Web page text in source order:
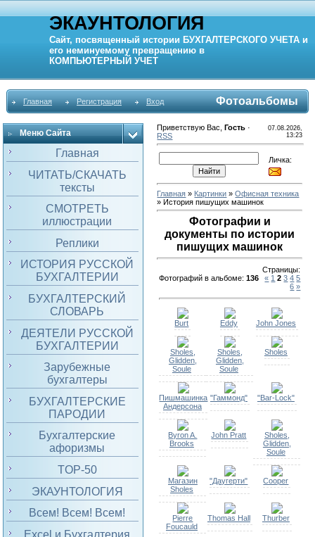
ЭКАУНТОЛОГИЯ
Сайт, посвященный истории БУХГАЛТЕРСКОГО УЧЕТА и
его неминуемому превращению в
КОМПЬЮТЕРНЫЙ УЧЕТ
Главная Регистрация Вход Фотоальбомы
Меню Сайта
Главная
ЧИТАТЬ/СКАЧАТЬ
тексты
СМОТРЕТЬ
иллюстрации
Реплики
ИСТОРИЯ РУССКОЙ
БУХГАЛТЕРИИ
БУХГАЛТЕРСКИЙ
СЛОВАРЬ
ДЕЯТЕЛИ РУССКОЙ
БУХГАЛТЕРИИ
Зарубежные
бухгалтеры
БУХГАЛТЕРСКИЕ
ПАРОДИИ
Бухгалтерские
афоризмы
TOP-50
ЭКАУНТОЛОГИЯ
Всем! Всем! Всем!
Excel и Бухгалтерия
Приветствую Вас ,Гость ·
RSS
07.08.2026,
13:23
Личка:
Главная » Картинки »Офисная техника
» История пишущих машинок
Фотографии и
документы по истории
пишущих машинок
Фотографий в альбоме:136
Страницы:
« 1 2 3 4 5
6 »
Burt Eddy John Jones
Sholes,
Glidden,
Soule
Sholes,
Glidden,
Soule
Sholes
Пишмашинка
Андерсона
"Гаммонд" "Bar-Lock"
Byron A.
Brooks
John Pratt
Sholes,
Glidden,
Soule
Магазин
Sholes
"Даугерти" Cooper
Pierre
Foucauld
Thomas Hall Thurber